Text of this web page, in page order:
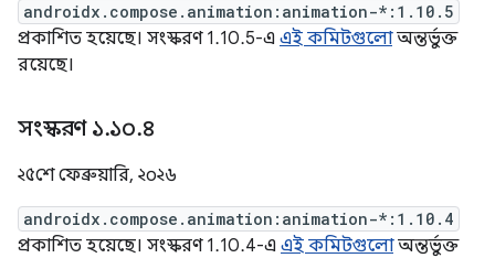
androidx.compose.animation:animation-*:1.10.5
প্রকাশিত হয়েছে। সংস্করণ 1.10.5-এ এই কমিটগুলোঅন্তর্ভুক্ত
রয়েছে।
সংস্করণ ১.১০.৪
২৫শে ফেব্রুয়ারি, ২০২৬
androidx.compose.animation:animation-*:1.10.4
প্রকাশিত হয়েছে। সংস্করণ 1.10.4-এ এই কমিটগুলোঅন্তর্ভুক্ত